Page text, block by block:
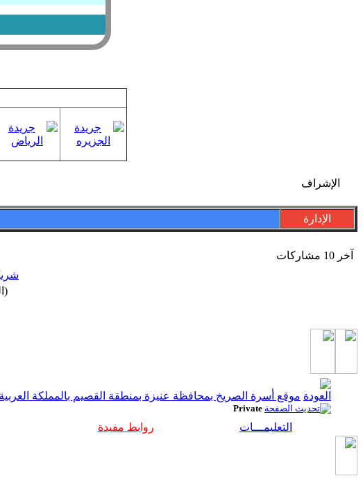
الإشراف
الإدارة
آخر 10 مشاركات
موقع أسرة الصريخ بمحافظة عنيزة بمنطقة القصيم بالمملكة
Private
التعليمـــات
روابط مفيدة